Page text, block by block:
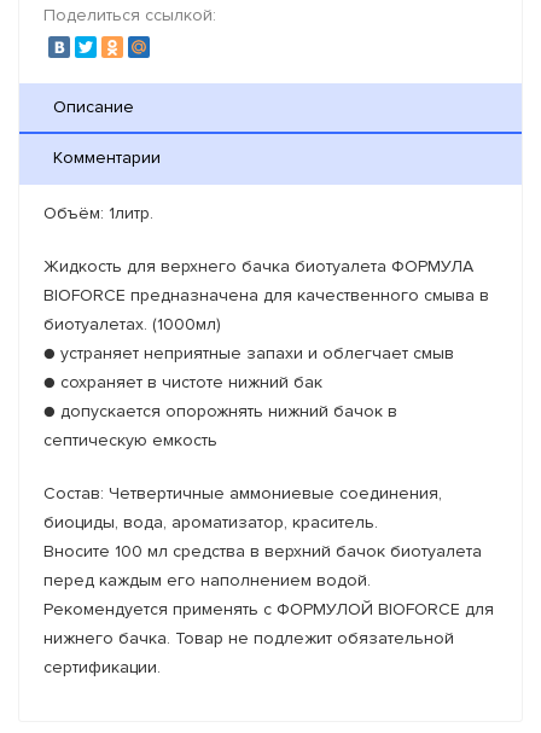
Поделиться ссылкой:
Описание
Комментарии
Объём: 1литр.
Жидкость для верхнего бачка биотуалета ФОРМУЛА
BIOFORCE предназначена для качественного смыва в
биотуалетах. (1000мл)
● устраняет неприятные запахи и облегчает смыв
● сохраняет в чистоте нижний бак
● допускается опорожнять нижний бачок в
септическую емкость
Состав: Четвертичные аммониевые соединения,
биоциды, вода, ароматизатор, краситель.
Вносите 100 мл средства в верхний бачок биотуалета
перед каждым его наполнением водой.
Рекомендуется применять с ФОРМУЛОЙ BIOFORCE для
нижнего бачка. Товар не подлежит обязательной
сертификации.